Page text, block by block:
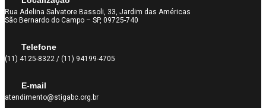
Rua Adelina Salvatore Bassoli, 33, Jardim das Américas
São Bernardo do Campo – SP, 09725-740
Telefone
(11) 4125-8322 / (11) 94199-4705
E-mail
atendimento@stigabc.org.br